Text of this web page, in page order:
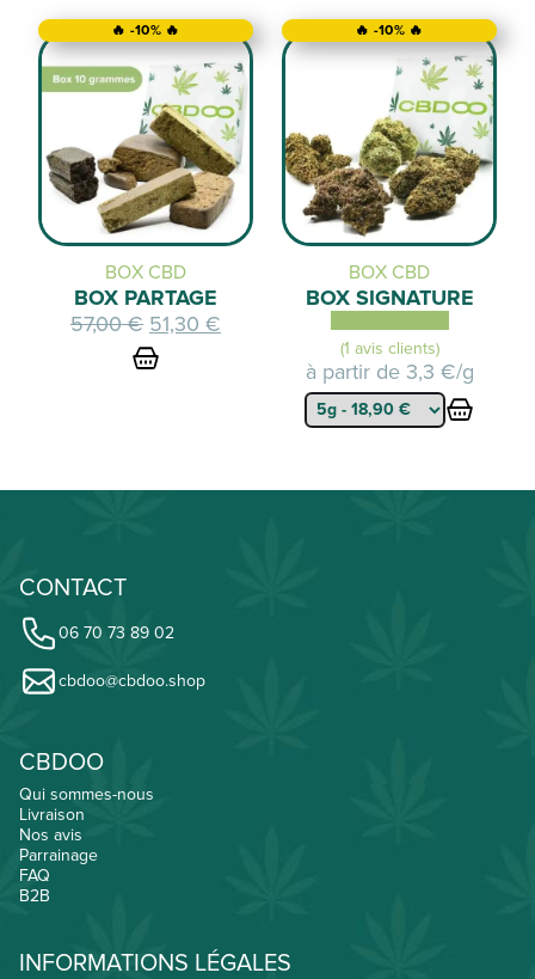
35,00 €.31,50
🔥 -10% 🔥
BOX CBD
BOX PARTAGE
57,00€ Le
prix
initial
51,30 €
🔥 -10% 🔥
BOX CBD
BOX SIGNATURE
(1 avis clients)
à partir de 3,3 €/g
CONTACT
06 70 73 89 02
cbdoo@cbdoo.shop
CBDOO
Qui sommes-nous
Livraison
Nos avis
Parrainage
FAQ
B2B
INFORMATIONS LÉGALES